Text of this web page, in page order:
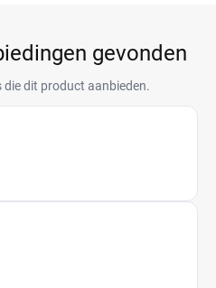
gevonden
die dit product aanbieden.